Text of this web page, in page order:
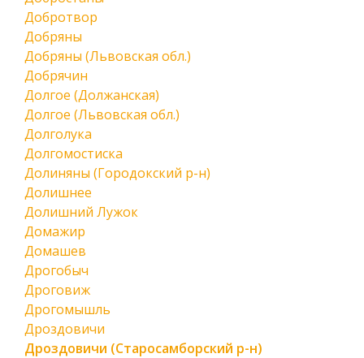
Добротвор
Добряны
Добряны (Львовская обл.)
Добрячин
Долгое (Должанская)
Долгое (Львовская обл.)
Долголука
Долгомостиска
Долиняны (Городокский р-н)
Долишнее
Долишний Лужок
Домажир
Домашев
Дрогобыч
Дроговиж
Дрогомышль
Дроздовичи
Дроздовичи (Старосамборский р-н)